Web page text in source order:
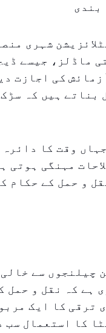
بندی
شہری
ماڈلز، جیسے
کی اجازت
ہیں کہ
وقت کا
مہنگی ہوتی
و حمل کے حکام
چیلنجوں سے
ہے کہ نقل و حمل
ترقی کا ایک
کا استعمال سب